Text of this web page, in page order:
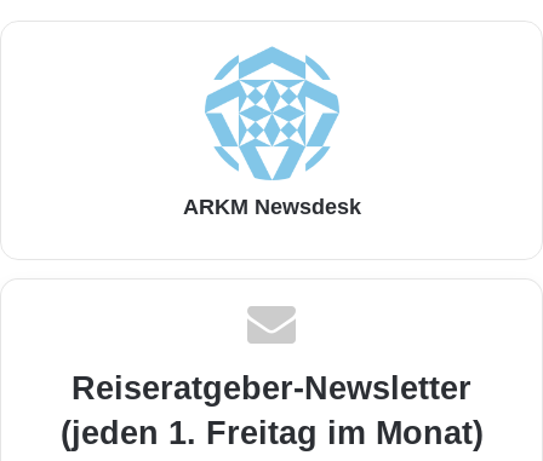
ARKM Newsdesk
Reiseratgeber-Newsletter
(jeden 1. Freitag im Monat)